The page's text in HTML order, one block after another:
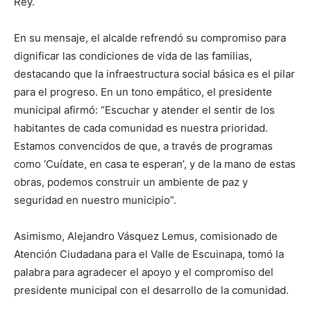
En su mensaje, el alcalde refrendó su compromiso para
dignificar las condiciones de vida de las familias,
destacando que la infraestructura social básica es el pilar
para el progreso. En un tono empático, el presidente
municipal afirmó: “Escuchar y atender el sentir de los
habitantes de cada comunidad es nuestra prioridad.
Estamos convencidos de que, a través de programas
como ‘Cuídate, en casa te esperan’, y de la mano de estas
obras, podemos construir un ambiente de paz y
seguridad en nuestro municipio”.
Asimismo, Alejandro Vásquez Lemus, comisionado de
Atención Ciudadana para el Valle de Escuinapa, tomó la
palabra para agradecer el apoyo y el compromiso del
presidente municipal con el desarrollo de la comunidad.